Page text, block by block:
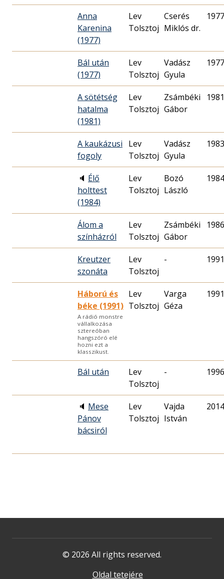
Anna
Karenina
(1977)
Lev
Tolsztoj
Cserés
Miklós dr.
Bál után
(1977)
Lev
Tolsztoj
Vadász
Gyula
A sötétség
hatalma
(1981)
Lev
Tolsztoj
Zsámbéki
Gábor
A kaukázusi
fogoly
Lev
Tolsztoj
Vadász
Gyula
🔈 Élő
holttest
(1984)
Lev
Tolsztoj
Bozó
László
Álom a
színházról
Lev
Tolsztoj
Zsámbéki
Gábor
Kreutzer
szonáta
Lev
Tolsztoj
-
Háború és
béke (1991)
A rádió monstre
vállalkozása
sztereóban
hangszóró elé
hozni ezt a
klasszikust.
Lev
Tolsztoj
Varga
Géza
Bál után
Lev
Tolsztoj
-
🔈 Mese
Pánov
bácsiról
Lev
Tolsztoj
Vajda
István
© 2026 All rights reserved.
Oldal tetejére